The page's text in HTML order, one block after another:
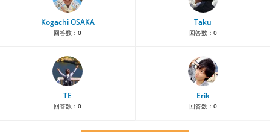
Kogachi OSAKA
回答数： 0
Taku
回答数： 0
TE
回答数： 0
Erik
回答数： 0